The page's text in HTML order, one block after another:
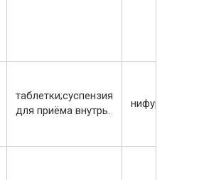
таблетки;суспензия
для приёма внутрь.